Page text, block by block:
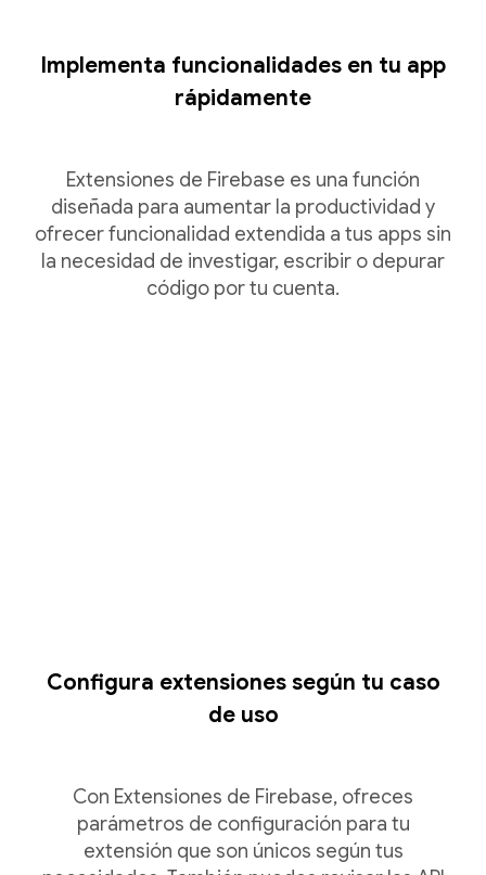
Implementa funcionalidades en tu app
rápidamente
Extensiones de Firebase es una función
diseñada para aumentar la productividad y
ofrecer funcionalidad extendida a tus apps sin
la necesidad de investigar, escribir o depurar
código por tu cuenta.
Configura extensiones según tu caso
de uso
Con Extensiones de Firebase, ofreces
parámetros de configuración para tu
extensión que son únicos según tus